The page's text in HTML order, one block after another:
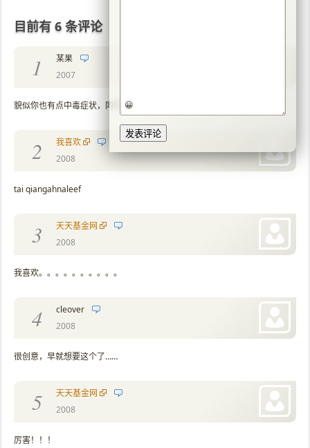
😀
目前有 6 条评论
1
某果
2007
貌似你也有点中毒症状，同学=V=
2
我喜欢
2008
tai qiangahnaleef
3
天天基金网
2008
我喜欢。。。。。。。。。。
4
cleover
2008
很创意，早就想要这个了……
5
天天基金网
2008
厉害！！！